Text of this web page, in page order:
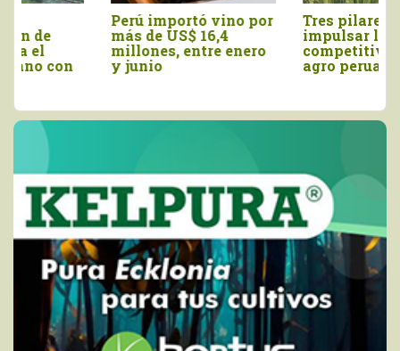
Perú importó vino por
más de US$ 16,4
millones, entre enero
y junio
Tres pilares para
impulsar la
competitividad del
agro peruano